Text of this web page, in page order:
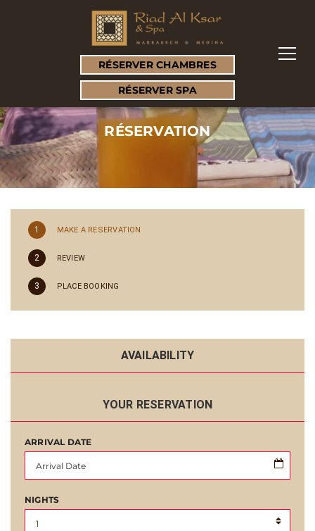
RÉSERVER CHAMBRES
RÉSERVER SPA
RÉSERVATION
1 MAKE A RESERVATION
2 REVIEW
3 PLACE BOOKING
AVAILABILITY
YOUR RESERVATION
ARRIVAL DATE
NIGHTS